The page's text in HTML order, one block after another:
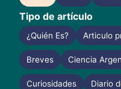
Tipo de artículo
¿Quién Es? Articulo
Breves Ciencia
Curiosidades Diario